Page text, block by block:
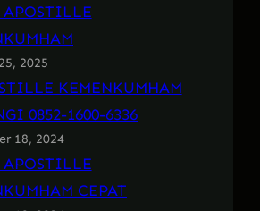
APOSTILLE
2025
KEMENKUMHAM
0852-1600-6336
18, 2024
APOSTILLE
CEPAT